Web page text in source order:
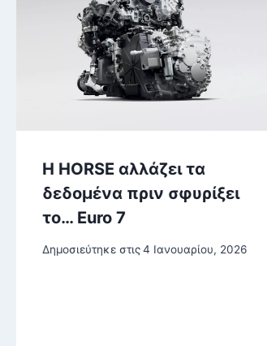
Η HORSE αλλάζει τα
δεδομένα πριν σφυρίξει
το… Euro 7
Δημοσιεύτηκε στις 4 Ιανουαρίου, 2026